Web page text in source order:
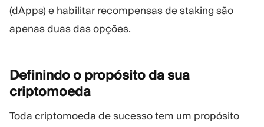
(dApps) e habilitar recompensas de staking são
apenas duas das opções.
Definindo o propósito da sua
criptomoeda
Toda criptomoeda de sucesso tem um propósito